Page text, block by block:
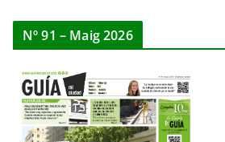
Nº 91 – Maig 2026